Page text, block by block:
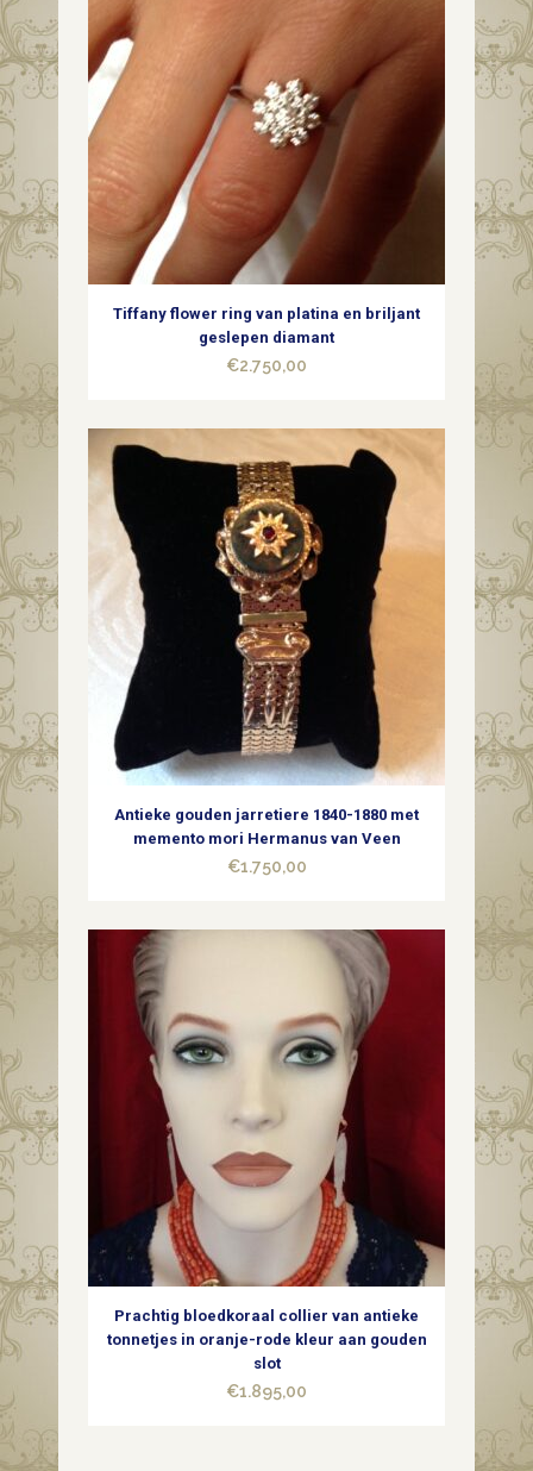
Tiffany flower ring van platina en briljant
geslepen diamant
€2.750,00
Antieke gouden jarretiere 1840-1880 met
memento mori Hermanus van Veen
€1.750,00
Prachtig bloedkoraal collier van antieke
tonnetjes in oranje-rode kleur aan gouden
slot
€1.895,00